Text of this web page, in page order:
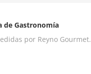
de Gastronomía
por Reyno Gourmet.